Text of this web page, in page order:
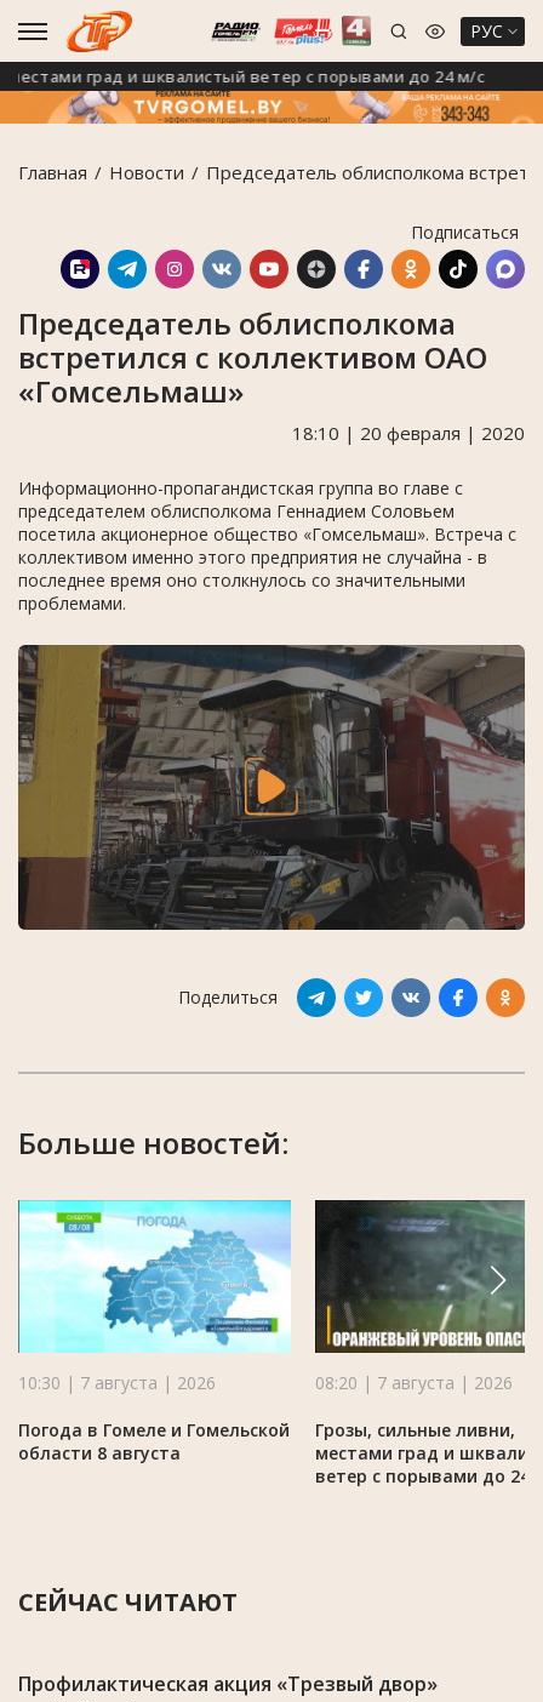
РУС
град и шквалистый ветер с порывами до 24 м/с
Главная Новости Председатель облисполкома
Подписаться
Председатель облисполкома
встретился с коллективом ОАО
«Гомсельмаш»
18:10 | 20 февраля | 2020
Информационно-пропагандистская группа во главе с
председателем облисполкома Геннадием Соловьем
посетила акционерное общество «Гомсельмаш». Встреча с
коллективом именно этого предприятия не случайна - в
последнее время оно столкнулось со значительными
проблемами.
Поделиться
Больше новостей:
10:30 | 7 августа | 2026
Погода в Гомеле и Гомельской
области 8 августа
08:20 | 7 августа | 2026
Грозы, сильные ливни,
местами град и
ветер с порывами до 24
СЕЙЧАС ЧИТАЮТ
Профилактическая акция «Трезвый двор»